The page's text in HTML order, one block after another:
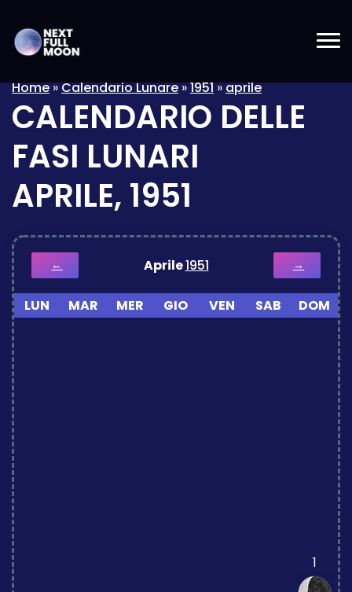
Home»Calendario Lunare»1951»aprile
CALENDARIO DELLE
FASI LUNARI
APRILE, 1951
← Aprile1951 →
LUN MAR MER GIO VEN SAB DOM
1